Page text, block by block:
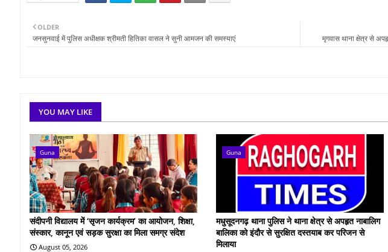
मृगवास थाना क्षेत्र से
OLDER
जनसुनवाई में पुलिस अधीक्षक श्रीमती हितिका वासल ने सुनी आमजन की समस्याएं
YOU MAY LIKE
Guna
संदीपनी विद्यालय में ‘सृजन कार्यक्रम’ का आयोजन, शिक्षा,
संस्कार, कानून एवं सड़क सुरक्षा का मिला समग्र संदेश
August 05, 2026
Guna
मधुसूदनगढ़ थाना पुलिस ने थाना क्षेत्र से अपहृत नाबालिग
बालिका को इंदौर से सुरक्षित दस्तयाब कर परिजन से
मिलाया